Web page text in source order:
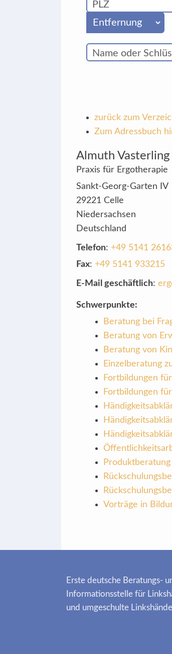
zurück zum
Zum Adressbuch
Almuth Vasterling
Praxis für Ergotherapie
Sankt-Georg-Garten IV
29221 Celle
Niedersachsen
Deutschland
Telefon: +49 5141
Fax: +49 5141 933215
E-Mail geschäftlich:
Schwerpunkte:
Beratung bei
Beratung von
Beratung von
Einzelberatung
Fortbildungen
Fortbildungen
Produktberatung
Vorträge in
Erste deutsche Beratungs-
Informationsstelle für
und umgeschulte